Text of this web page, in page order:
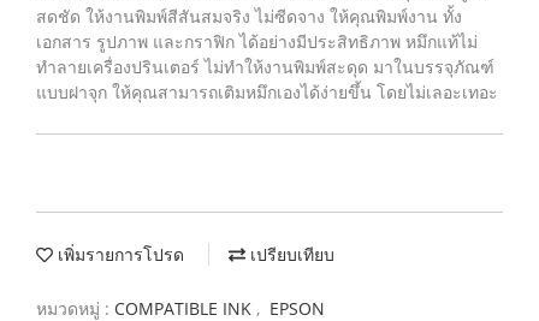
สดชัด ให้งานพิมพ์สีสันสมจริง ไม่ซีดจาง ให้คุณพิมพ์งาน ทั้ง
เอกสาร รูปภาพ และกราฟิก ได้อย่างมีประสิทธิภาพ หมึกแท้ไม่
ทำลายเครื่องปรินเตอร์ ไม่ทำให้งานพิมพ์สะดุด มาในบรรจุภัณฑ์
แบบฝาจุก ให้คุณสามารถเติมหมึกเองได้ง่ายขึ้น โดยไม่เลอะเทอะ
เพิ่มรายการโปรด เปรียบเทียบ
หมวดหมู่ : COMPATIBLE INK , EPSON